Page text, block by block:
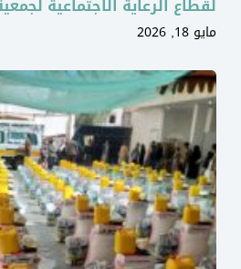
مايو 18, 2026